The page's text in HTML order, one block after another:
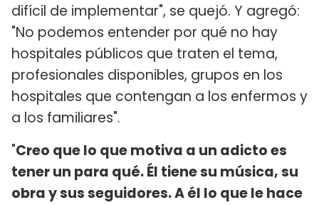
difícil de implementar", se quejó. Y agregó:
"No podemos entender por qué no hay
hospitales públicos que traten el tema,
profesionales disponibles, grupos en los
hospitales que contengan a los enfermos y
a los familiares".
"Creo que lo que motiva a un adicto es
tener un para qué. Él tiene su música, su
obra y sus seguidores. A él lo que le hace